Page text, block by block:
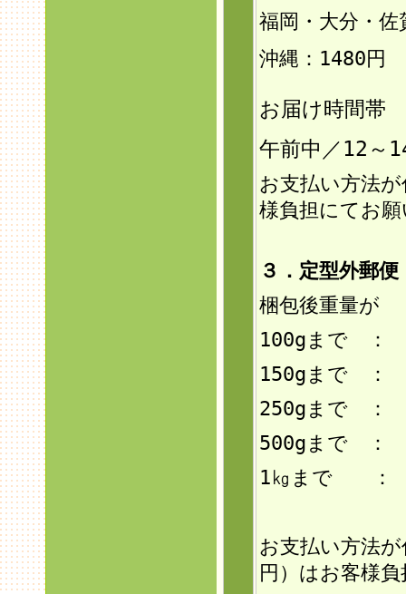
福岡・大分・
沖縄：1480円
お届け時間帯
午前中／12～
お支払い方法
様負担にてお
３．定型外郵
梱包後重量が
100gまで ：
150g まで ：
250gまで ：
500gまで ：
1㎏まで ：
お支払い方法
円）はお客様